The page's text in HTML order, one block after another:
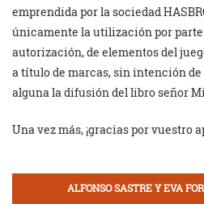
emprendida por la sociedad
únicamente la utilización por parte
autorización, de elementos del
a título de marcas, sin intención
alguna la difusión del libro señor
Una vez más, ¡gracias por vuestro
ALFONSO SASTRE Y EVA